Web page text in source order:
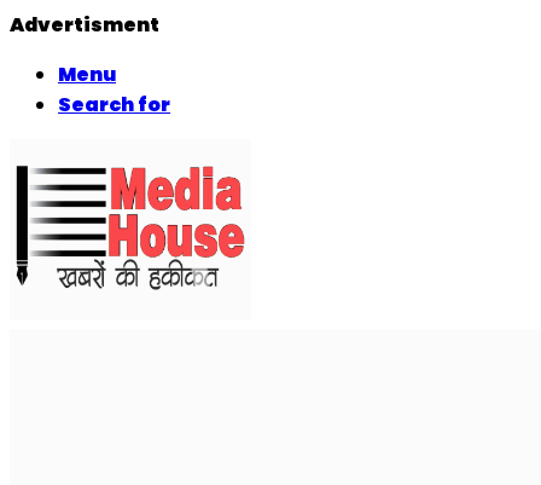
Advertisment
Menu
Search for